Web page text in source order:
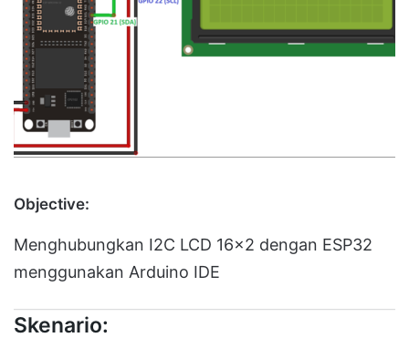
Objective:
Menghubungkan I2C LCD 16×2 dengan ESP32
menggunakan Arduino IDE
Skenario: